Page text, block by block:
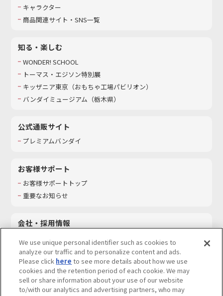
キャラクター
商品関連サイト・SNS一覧
知る・楽しむ
WONDER! SCHOOL
トーマス・エジソン特別展
キッザニア東京（おもちゃ工場パビリオン）​
バンダイミュージアム（栃木県）
公式通販サイト
プレミアムバンダイ
お客様サポート
お客様サポートトップ
重要なお知らせ
会社・採用情報
採用情報
サステナビリティ
お問い合わせ
We use unique personal identifier such as cookies to
analyze our traffic and to personalize content and ads.
Please click here to see more details about how we use
cookies and the retention period of each cookie. We may
sell or share information about your use of our website
to/with our analytics and advertising partners, who may